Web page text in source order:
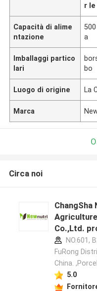
r le
Capacità di alime
ntazione
a
Imballaggi partico
lari
bo
Luogo di origine La
Marca
Circa noi
ChangSha
Co.,Ltd.
produttore
NO.601,
FuRong
China.
5.0